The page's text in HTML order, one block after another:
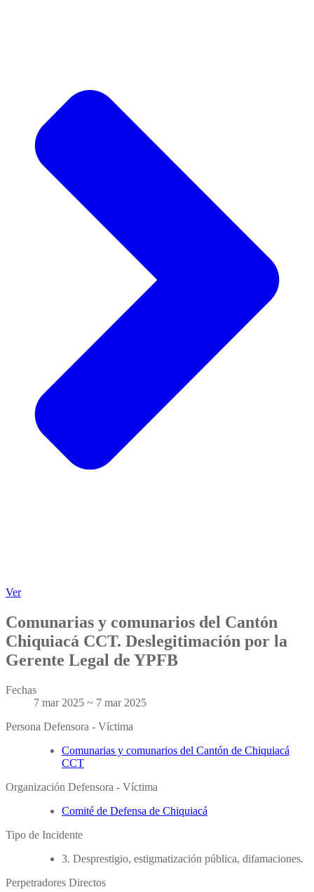
Ver
Comunarias y comunarios del Cantón
Chiquiacá CCT. Deslegitimación por la
Gerente Legal de YPFB
Fechas
7 mar 2025 ~ 7 mar 2025
Persona Defensora - Víctima
Comunarias y comunarios del Cantón de Chiquiacá
CCT
Organización Defensora - Víctima
Comité de Defensa de Chiquiacá
Tipo de Incidente
3. Desprestigio, estigmatización pública, difamaciones.
Perpetradores Directos